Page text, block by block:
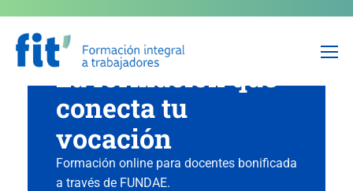
FORMACIÓN PARA DOCENTES
La formación que
conecta tu
vocación
Formación online para docentes bonificada
a través de FUNDAE.